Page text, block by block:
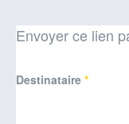
Envoyer ce lien
Destinataire *